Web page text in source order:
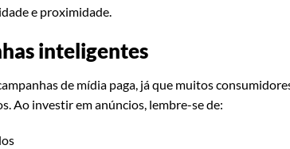
e proximidade.
inteligentes
de mídia paga, já que muitos
Ao investir em anúncios, lembre-se de: